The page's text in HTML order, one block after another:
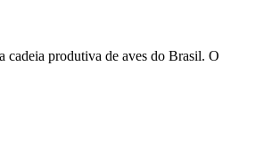
cadeia produtiva de aves do Brasil. O